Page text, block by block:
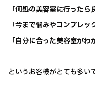
「何処の美容室に行ったら
「今まで悩みやコンプレッ
「自分に合った美容室がわ
というお客様がとても多い